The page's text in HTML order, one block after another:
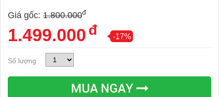
Giá gốc: 1.800.000đ
1.499.000 đ -17%
Số lượng
MUA NGAY